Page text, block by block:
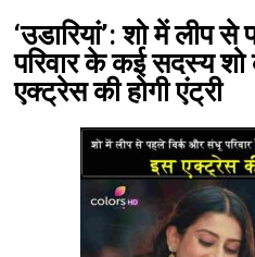
‘उडारियां’: शो में लीप
परिवार के कई सदस्य
एक्ट्रेस की होगी एंट्री